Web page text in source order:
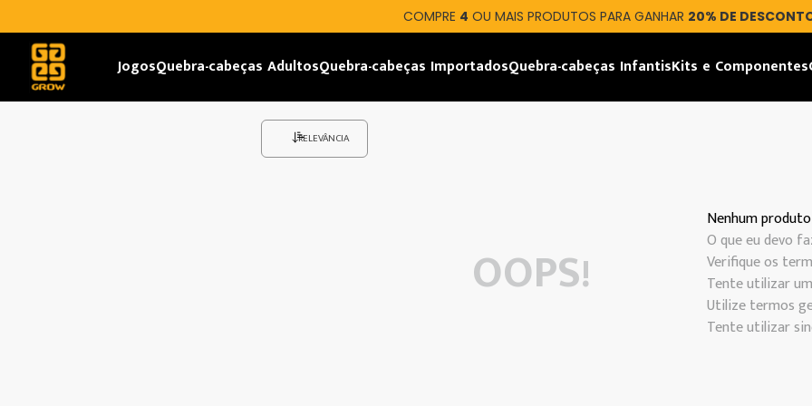
COMPRE 4 OU MAIS PRODUTOS PARA GANHAR 20% DE
JogosQuebra-cabeças AdultosQuebra-cabeças ImportadosQuebra-cabeças InfantisKits e Componentes
RELEVÂNCIA
OOPS!
Nenhum
O que eu devo
Verifique os
Tente utilizar
Utilize termos
Tente utilizar